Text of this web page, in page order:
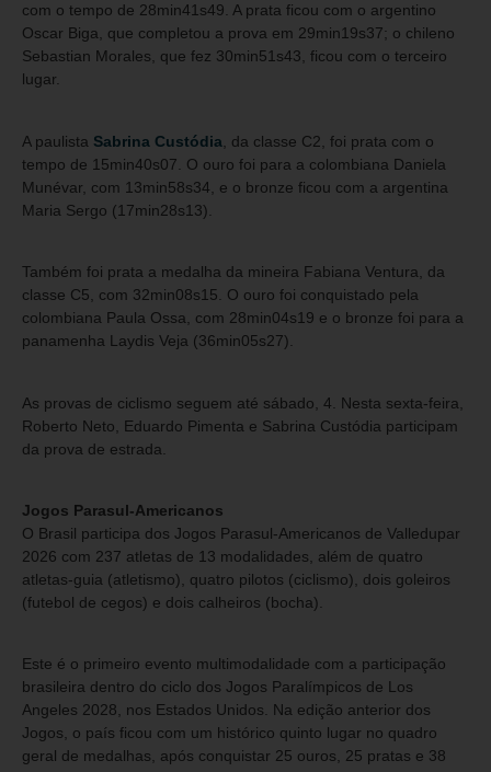
com o tempo de 28min41s49. A prata ficou com o argentino
Oscar Biga, que completou a prova em 29min19s37; o chileno
Sebastian Morales, que fez 30min51s43, ficou com o terceiro
lugar.
A paulista Sabrina Custódia , da classe C2, foi prata com o
tempo de 15min40s07. O ouro foi para a colombiana Daniela
Munévar, com 13min58s34, e o bronze ficou com a argentina
Maria Sergo (17min28s13).
Também foi prata a medalha da mineira Fabiana Ventura, da
classe C5, com 32min08s15. O ouro foi conquistado pela
colombiana Paula Ossa, com 28min04s19 e o bronze foi para a
panamenha Laydis Veja (36min05s27).
As provas de ciclismo seguem até sábado, 4. Nesta sexta-feira,
Roberto Neto, Eduardo Pimenta e Sabrina Custódia participam
da prova de estrada.
Jogos Parasul-Americanos
O Brasil participa dos Jogos Parasul-Americanos de Valledupar
2026 com 237 atletas de 13 modalidades, além de quatro
atletas-guia (atletismo), quatro pilotos (ciclismo), dois goleiros
(futebol de cegos) e dois calheiros (bocha).
Este é o primeiro evento multimodalidade com a participação
brasileira dentro do ciclo dos Jogos Paralímpicos de Los
Angeles 2028, nos Estados Unidos. Na edição anterior dos
Jogos, o país ficou com um histórico quinto lugar no quadro
geral de medalhas, após conquistar 25 ouros, 25 pratas e 38